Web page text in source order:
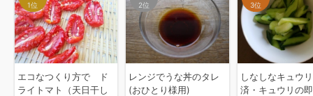
1位
エコなつくり方で ド
ライトマト（天日干し
2位
レンジでうな丼のタレ
(おひとり様用)
3位
しなしなキュウ
済・キュウリの